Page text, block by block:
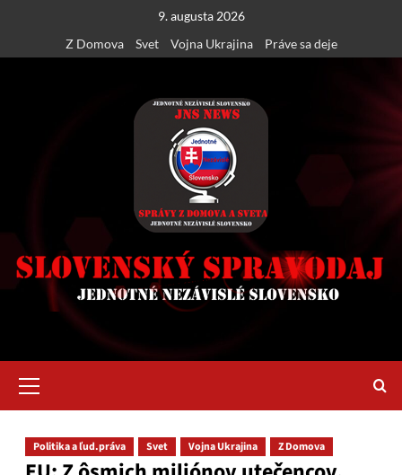
content
9. augusta 2026
Z Domova
Svet Vojna Ukrajina Práve sa deje
Menu
Politika a ľud.práva Svet Vojna Ukrajina Z Domova